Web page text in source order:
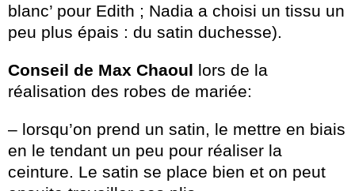
blanc’ pour Edith ; Nadia a choisi un tissu un
peu plus épais : du satin duchesse).
Conseil de Max Chaoul lors de la
réalisation des robes de mariée:
– lorsqu’on prend un satin, le mettre en biais
en le tendant un peu pour réaliser la
ceinture. Le satin se place bien et on peut